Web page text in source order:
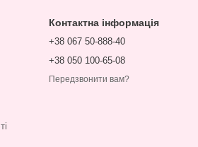
Контактна інформація
+38 067 50-888-40
+38 050 100-65-08
Передзвонити вам?